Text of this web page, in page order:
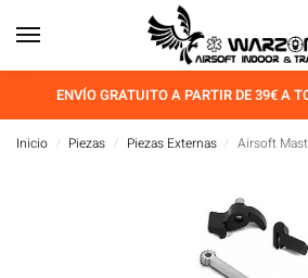
ENVÍO GRATUITO A PARTIR DE 39€ A
Inicio / Piezas / Piezas Externas / Airsoft Masterpiece